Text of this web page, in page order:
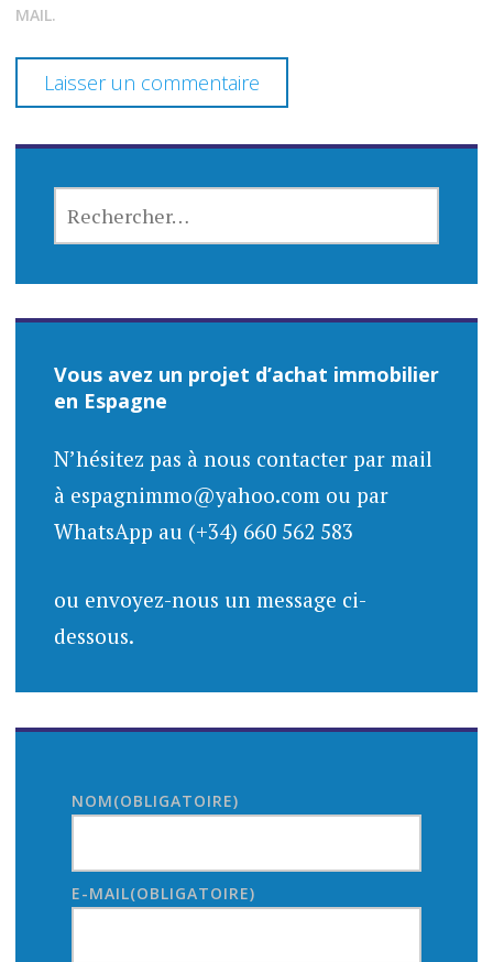
MAIL.
Vous avez un projet d’achat immobilier
en Espagne
N’hésitez pas à nous contacter par mail
à espagnimmo@yahoo.com ou par
WhatsApp au (+34) 660 562 583
ou envoyez-nous un message ci-
dessous.
NOM(OBLIGATOIRE)
E-MAIL(OBLIGATOIRE)